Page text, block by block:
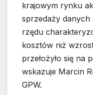
krajowym rynku
sprzedaży danych
rzędu
kosztów niż
przełożyło się na
wskazuje Marcin
GPW.